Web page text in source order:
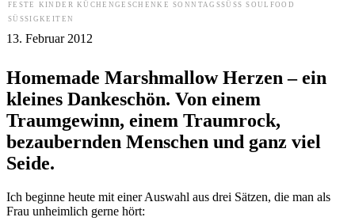
FESTE KINDER KÜCHENGESCHENKE SONNTAGSSÜSS
SOULFOOD
SÜSSIGKEITEN
13. Februar 2012
Homemade Marshmallow Herzen – ein
kleines Dankeschön. Von einem
Traumgewinn, einem Traumrock,
bezaubernden Menschen und ganz viel
Seide.
Ich beginne heute mit einer Auswahl aus drei Sätzen, die man als
Frau unheimlich gerne hört: